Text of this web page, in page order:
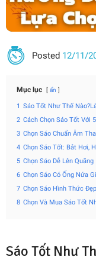
Posted 12/11/
Mục lục ẩn
1 Sáo Tốt Như Thế
2 Cách Chọn Sáo Tốt Với
3 Chọn Sáo Chuẩn Âm
4 Chọn Sáo Tốt: Bắt Hơi,
5 Chọn Sáo Dễ Lên Quãng
6 Chọn Sáo Có Ống Nứa
7 Chọn Sáo Hình Thức Đẹp
8 Chọn Và Mua Sáo Tốt
Sáo Tốt Như